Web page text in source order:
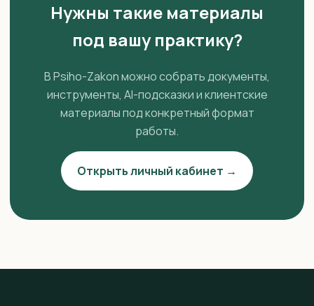
Нужны такие материалы
под вашу практику?
В Psiho-Zakon можно собрать документы,
инструменты, AI-подсказки и клиентские
материалы под конкретный формат
работы.
Открыть личный кабинет →